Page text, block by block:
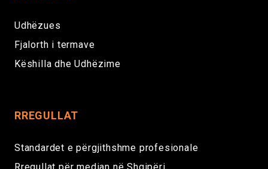
Udhëzues
Fjalorth i termave
Këshilla dhe Udhëzime
RREGULLAT
Standardet e përgjithshme profesionale